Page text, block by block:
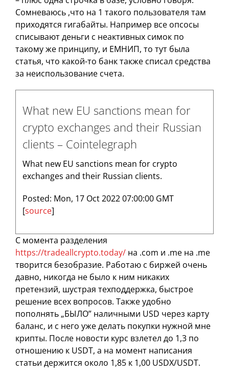
Сомневаюсь ,что на 1 такого пользователя там
приходятся гигабайты. Например все опсосы
списывают деньги с неактивных симок по
такому же принципу, и ЕМНИП, то тут была
статья, что какой-то банк также списал средства
за неиспользование счета.
What new EU sanctions mean for
crypto exchanges and their Russian
clients – Cointelegraph
What new EU sanctions mean for crypto
exchanges and their Russian clients.
Posted: Mon, 17 Oct 2022 07:00:00 GMT
[source]
С момента разделения
https://tradeallcrypto.today/ на .com и .me на .me
творится безобразие. Работаю с биржей очень
давно, никогда не было к ним никаких
претензий, шустрая техподдержка, быстрое
решение всех вопросов. Также удобно
пополнять „БЫЛО” наличными USD через карту
баланс, и с него уже делать покупки нужной мне
крипты. После новости курс взлетел до 1,3 по
отношению к USDT, а на момент написания
статьи держится около 1,85 к 1,00 USDX/USDT.